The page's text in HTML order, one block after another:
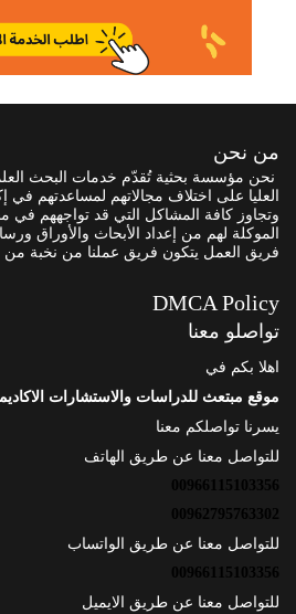
من نحن
نحن مؤسسة بحثية تُقدّم خدمات البحث
العليا على اختلاف مجالاتهم لمساعدتهم في
وتجاوز كافة المشاكل التي قد تواجههم في
الموكلة لهم من إعداد الأبحاث والأوراق
فريق العمل يتكون فريق عملنا من نخبة من
DMCA Policy
تواصلو معنا
اهلا بكم في
موقع مبتعث للدراسات والاستشارات
يسرنا تواصلكم معنا
للتواصل معنا عن طريق الهاتف
00966115103356
00962795763302
للتواصل معنا عن طريق الواتساب
00966115103356
للتواصل معنا عن طريق الايميل